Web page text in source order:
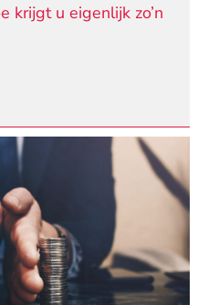
krijgt u eigenlijk zo’n